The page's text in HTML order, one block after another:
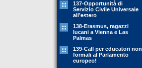
137-Opportunità di
Servizio Civile Universale
all’estero
138-Erasmus, ragazzi
lucani a Vienna e Las
Palmas
139-Call per educatori non
formali al Parlamento
europeo!